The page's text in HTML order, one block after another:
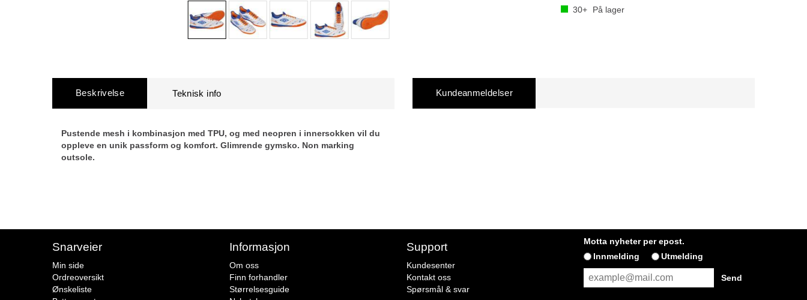
30+ På lager
Beskrivelse
Pustende mesh i kombinasjon med TPU, og med neopren i innersokken vil du
oppleve en unik passform og komfort. Glimrende gymsko. Non marking
outsole.
Kundeanmeldelser
Snarveier
Min side
Ordreoversikt
Ønskeliste
Informasjon
Om oss
Finn forhandler
Størrelsesguide
Support
Kundesenter
Kontakt oss
Spørsmål & svar
Motta nyheter per epost.
Innmelding
Utmelding